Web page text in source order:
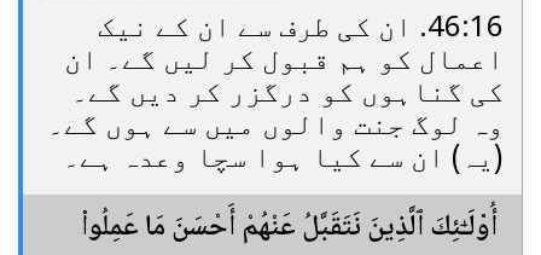
46:16. ان کی طرف سے ان کے نیک
اعمال کو ہم قبول کر لیں گے۔ ان
کی گناہوں کو درگزر کر دیں گے۔
وہ لوگ جنت والوں میں سے ہوں گے۔
(یہ) ان سے کیا ہوا سچا وعدہ ہے۔
أُو۟لَـٰٓئِكَ ٱلَّذِينَ نَتَقَبَّلُ عَنْهُمْ أَحْسَنَ مَا عَمِلُوا۟